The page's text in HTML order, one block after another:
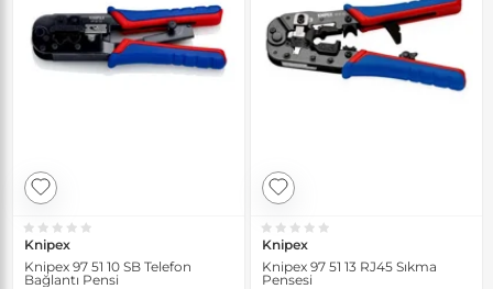
Knipex
Knipex 97 51 10 SB Telefon
Bağlantı Pensi
Knipex
Knipex 97 51 13 RJ45 Sıkma
Pensesi